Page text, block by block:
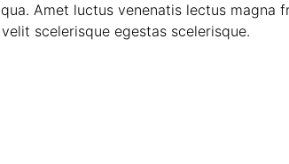
Amet luctus venenatis lectus magna
scelerisque egestas scelerisque.